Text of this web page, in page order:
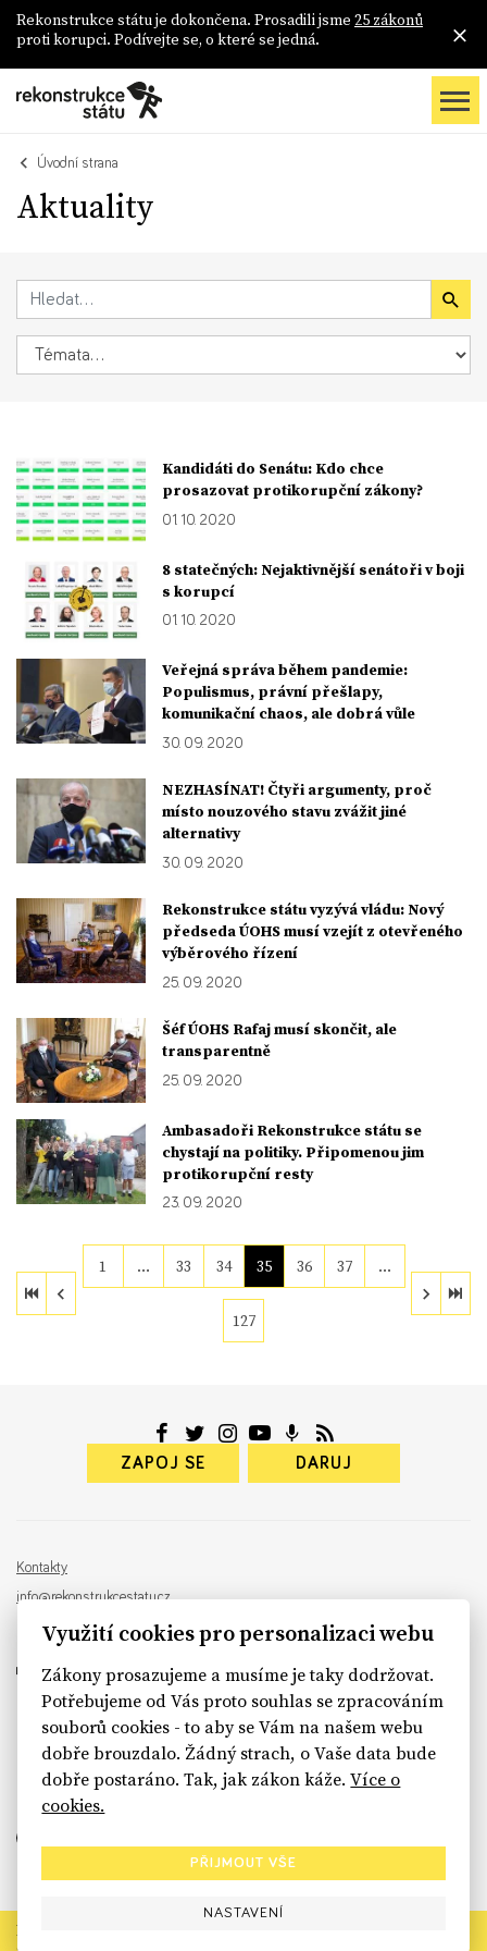
Rekonstrukce státu je dokončena. Prosadili jsme 25 zákonů
proti korupci. Podívejte se, o které se jedná.
Úvodní strana
Aktuality
Kandidáti do Senátu: Kdo chce
prosazovat protikorupční zákony?
01. 10. 2020
8 statečných: Nejaktivnější senátoři v boji
s korupcí
01. 10. 2020
Veřejná správa během pandemie:
Populismus, právní přešlapy,
komunikační chaos, ale dobrá vůle
30. 09. 2020
NEZHASÍNAT! Čtyři argumenty, proč
místo nouzového stavu zvážit jiné
alternativy
30. 09. 2020
Rekonstrukce státu vyzývá vládu: Nový
předseda ÚOHS musí vzejít z otevřeného
výběrového řízení
25. 09. 2020
Šéf ÚOHS Rafaj musí skončit, ale
transparentně
25. 09. 2020
Ambasadoři Rekonstrukce státu se
chystají na politiky. Připomenou jim
protikorupční resty
23. 09. 2020
1 … 33 34 35 36 37 …
127
ZAPOJ SE DARUJ
Kontakty
info@rekonstrukcestatu.cz
Návrh a vývoj: Sinfin , ilustrace:
sinfin.digital
Rekonstrukce státu končí. Její členské organizace však dál
Využití cookies pro personalizaci webu
Zákony prosazujeme a musíme je taky dodržovat.
Potřebujeme od Vás proto souhlas se zpracováním
souborů cookies - to aby se Vám na našem webu
dobře brouzdalo. Žádný strach, o Vaše data bude
dobře postaráno. Tak, jak zákon káže.Více o
cookies.
PŘIJMOUT VŠE
NASTAVENÍ